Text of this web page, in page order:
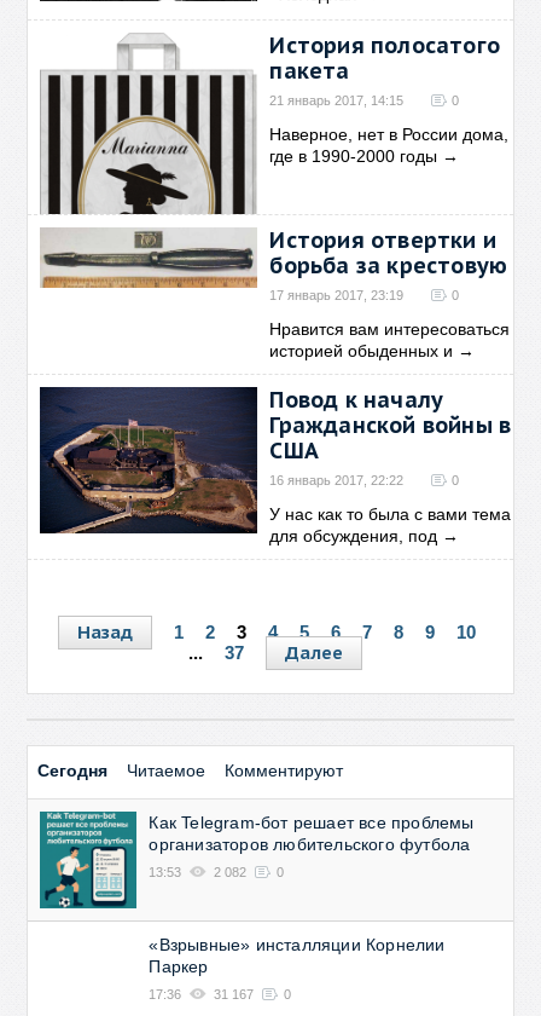
История полосатого
пакета
21 январь 2017, 14:15 0
Наверное, нет в России дома,
где в 1990-2000 годы →
История отвертки и
борьба за крестовую
17 январь 2017, 23:19 0
Нравится вам интересоваться
историей обыденных и →
Повод к началу
Гражданской войны в
США
16 январь 2017, 22:22 0
У нас как то была с вами тема
для обсуждения, под →
Назад 1 2 3 4 5 6 7 8 9
10
...
37 Далее
Сегодня Читаемое Комментируют
Как Telegram-бот решает все проблемы
организаторов любительского футбола
13:53 2 082 0
«Взрывные» инсталляции Корнелии
Паркер
17:36 31 167 0